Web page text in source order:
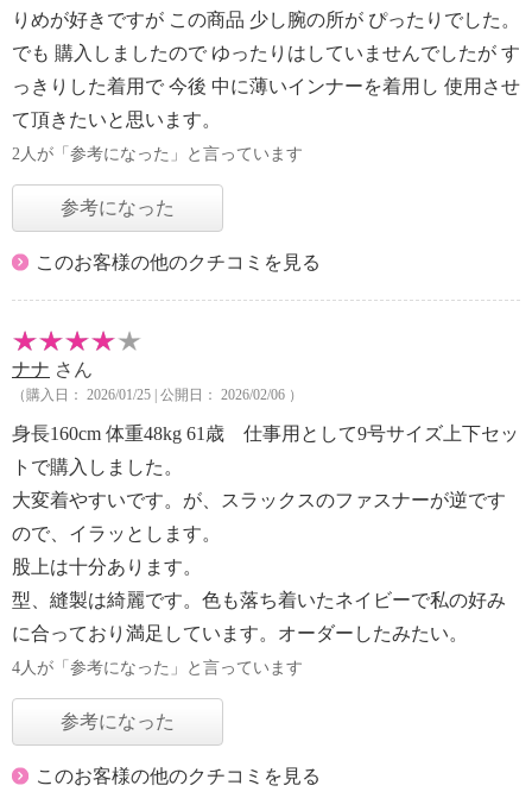
りめが好きですが この商品 少し腕の所が ぴったりでした。
でも 購入しましたので ゆったりはしていませんでしたが す
っきりした着用で 今後 中に薄いインナーを着用し 使用させ
て頂きたいと思います。
2人が「参考になった」と言っています
参考になった
このお客様の他のクチコミを見る
ナナ さん
（購入日： 2026/01/25 | 公開日： 2026/02/06 ）
身長160cm 体重48kg 61歳 仕事用として9号サイズ上下セッ
トで購入しました。
大変着やすいです。が、スラックスのファスナーが逆です
ので、イラッとします。
股上は十分あります。
型、縫製は綺麗です。色も落ち着いたネイビーで私の好み
に合っており満足しています。オーダーしたみたい。
4人が「参考になった」と言っています
参考になった
このお客様の他のクチコミを見る